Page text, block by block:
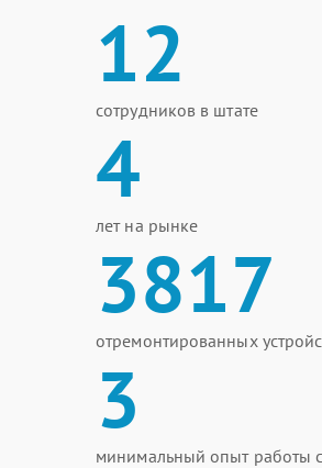
12
сотрудников в штате
4
лет на рынке
3817
отремонтированных
3
минимальный опыт работы